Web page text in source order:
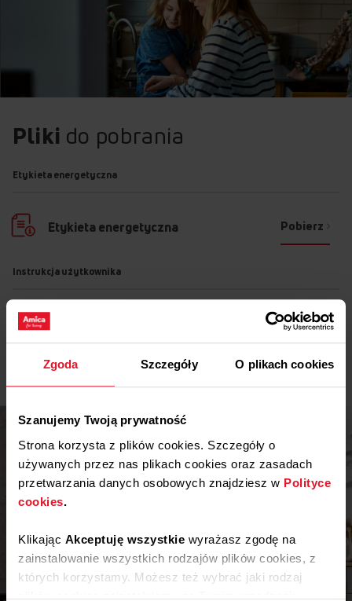
Zgoda Szczegóły O plikach cookies
Szanujemy Twoją prywatność
Strona korzysta z plików cookies. Szczegóły o
używanych przez nas plikach cookies oraz zasadach
przetwarzania danych osobowych znajdziesz w Polityce
cookies.
Klikając Akceptuję wszystkie wyrażasz zgodę na
zainstalowanie wszystkich rodzajów plików cookies, z
których korzystamy. Możesz też wybrać jaki rodzaj
plików cookies zainstalujemy na Twoim urządzeniu,
Pliki do pobrania
Etykieta energetyczna
Etykieta energetyczna Pobierz
Instrukcja użytkownika
Ostrzeżenia i informacje dotyczące
bezpieczeństwa
Pobierz
Instrukcja obsługi Pobierz
Inspiracje